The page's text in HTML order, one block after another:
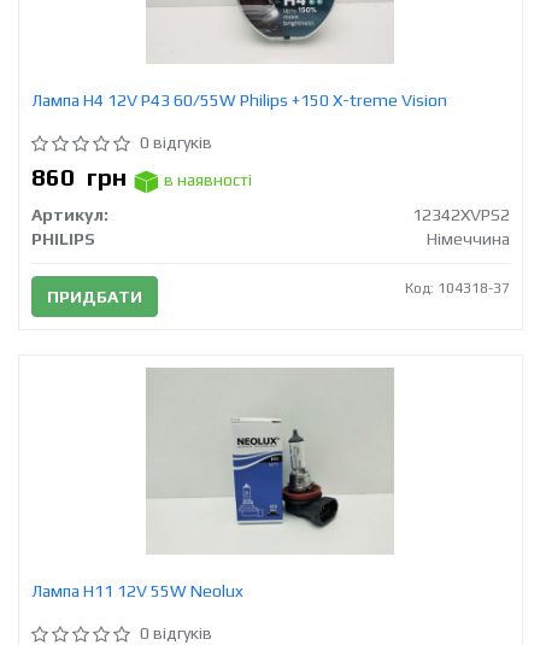
Лампа H4 12V Р43 60/55W Philips +150 X-treme Vision
0 відгуків
860 грн
в наявності
Артикул:
12342XVPS2
PHILIPS
Німеччина
ПРИДБАТИ Код: 104318-37
Лампа H11 12V 55W Neolux
0 відгуків